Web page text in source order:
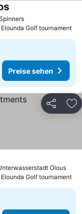
Golf tournament
Preise sehen
Teilen
Olous
Golf tournament